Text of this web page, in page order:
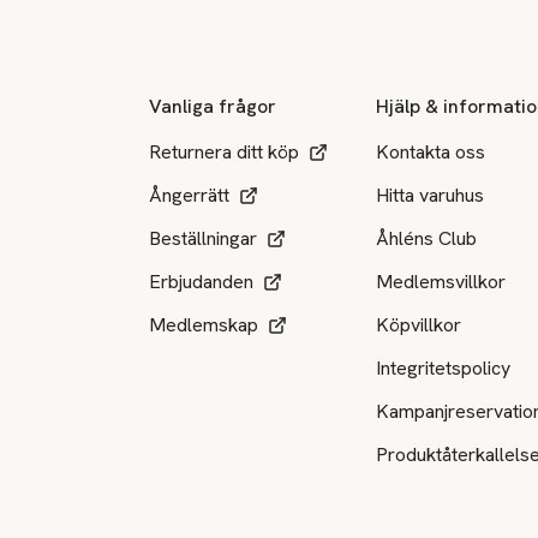
Vanliga frågor
Returnera ditt köp
Ångerrätt
Beställningar
Erbjudanden
Medlemskap
Hjälp &
Kontakta oss
Hitta varuhus
Åhléns Club
Medlemsvillkor
Köpvillkor
Integritetspolicy
Produktåterkallelse